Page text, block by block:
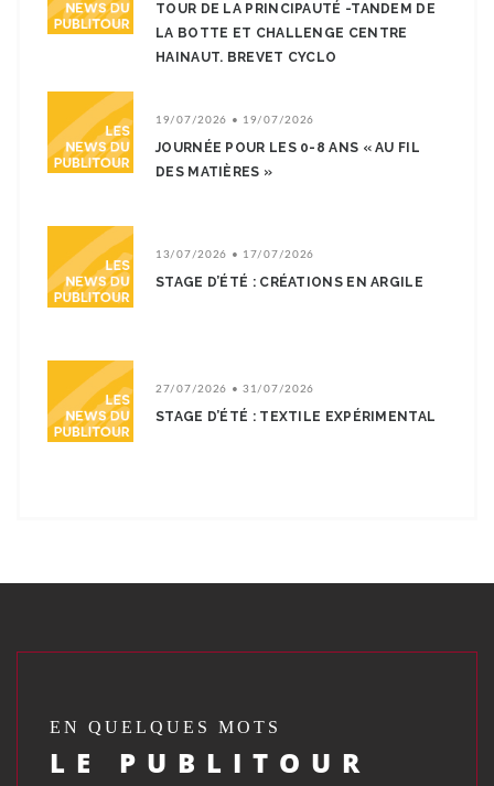
TOUR DE LA PRINCIPAUTÉ -TANDEM DE
LA BOTTE ET CHALLENGE CENTRE
HAINAUT. BREVET CYCLO
19/07/2026 • 19/07/2026
JOURNÉE POUR LES 0-8 ANS « AU FIL
DES MATIÈRES »
13/07/2026 • 17/07/2026
STAGE D’ÉTÉ : CRÉATIONS EN ARGILE
27/07/2026 • 31/07/2026
STAGE D’ÉTÉ : TEXTILE EXPÉRIMENTAL
EN QUELQUES MOTS
LE PUBLITOUR